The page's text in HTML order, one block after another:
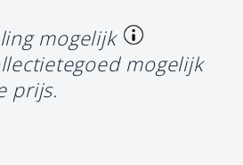
mogelijk
mogelijk
prijs.